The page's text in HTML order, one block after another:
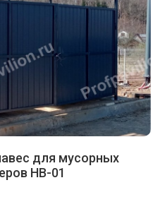
для мусорных
НВ-01